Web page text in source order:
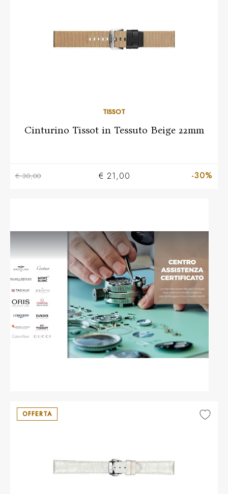
TISSOT
Cinturino Tissot in Tessuto Beige 22mm
€ 30,00 € 21,00 -30%
OFFERTA